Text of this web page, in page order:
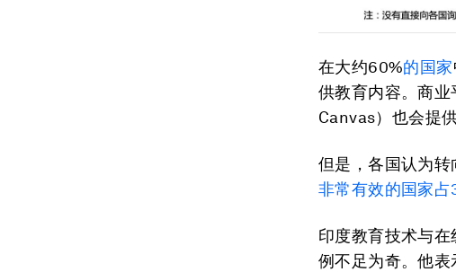
在大约60%的国家
供教育内容。商业
Canvas）也会提
但是，各国认为
非常有效的国家
印度教育技术与
例不足为奇。他表